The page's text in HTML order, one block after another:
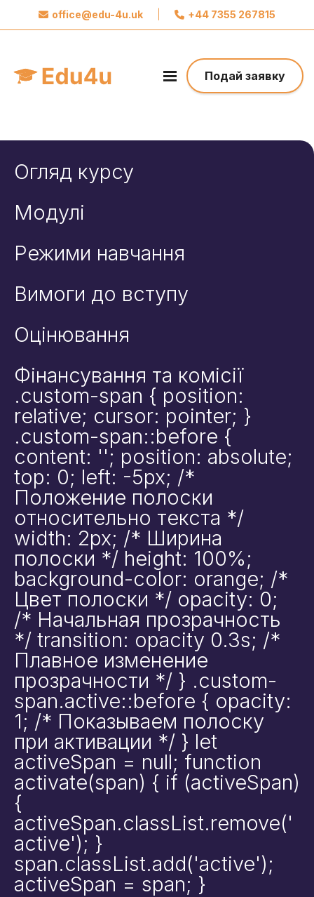
x
Ми обіцяємо не розсилати вам спам.
Поділіться своєю контактною інформацією,
щоб ми могли зв’язатися з вами щодо вашої
інформаційних та маркетингових цілях
силаючи цю форму, ви підтверджуєте, що
вам більше 16 років, і погоджуєтесь на
обробку ваших персональних даних з метою
зв’язку відповідно до нашої Політики
конфіденційності.
Expert Advice. Successful Outcomes.
office@edu-4u.uk +44 7355 267815
Подай заявку
Огляд курсу
Модулі
Режими навчання
Вимоги до вступу
Оцінювання
Фінансування та комісії
.custom-span { position:
relative; cursor: pointer; }
.custom-span::before {
content: ''; position: absolute;
top: 0; left: -5px; /*
Положение полоски
относительно текста */
width: 2px; /* Ширина
полоски */ height: 100%;
background-color: orange; /*
Цвет полоски */ opacity: 0;
/* Начальная прозрачность
*/ transition: opacity 0.3s; /*
Плавное изменение
прозрачности */ } .custom-
span.active::before { opacity:
1; /* Показываем полоску
при активации */ } let
activeSpan = null; function
activate(span) { if (activeSpan)
{
activeSpan.classList.remove('
active'); }
span.classList.add('active');
activeSpan = span; }